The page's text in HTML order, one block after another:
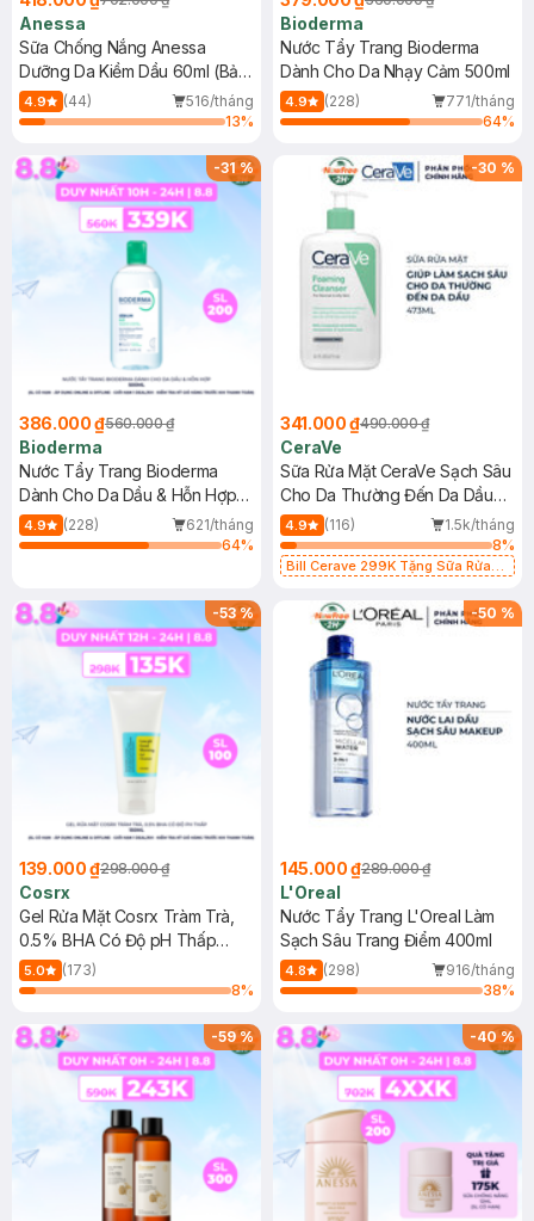
Anessa
Sữa Chống Nắng Anessa
Dưỡng Da Kiềm Dầu 60ml (Bản
Mới)
4.9 (44)
516/tháng
13%
Bioderma
Nước Tẩy Trang Bioderma
Dành Cho Da Nhạy Cảm 500ml
4.9 (228)
771/tháng
64%
-31%
386.000 ₫560.000 ₫
Bioderma
Nước Tẩy Trang Bioderma
Dành Cho Da Dầu & Hỗn Hợp
500ml
4.9 (228)
621/tháng
64%
-30 %
341.000 ₫490.000 ₫
CeraVe
Sữa Rửa Mặt CeraVe Sạch Sâu
Cho Da Thường Đến Da Dầu
473ml
4.9 (116)
1.5k/tháng
8%
Bill Cerave 299K Tặng Sữa Rửa
-53%
139.000 ₫298.000 ₫
Cosrx
Gel Rửa Mặt Cosrx Tràm Trà,
0.5% BHA Có Độ pH Thấp
150ml
5.0
(173)
8%
-50 %
145.000 ₫289.000 ₫
L'Oreal
Nước Tẩy Trang L'Oreal Làm
Sạch Sâu Trang Điểm 400ml
4.8 (298)
916/tháng
38%
-59% -40%